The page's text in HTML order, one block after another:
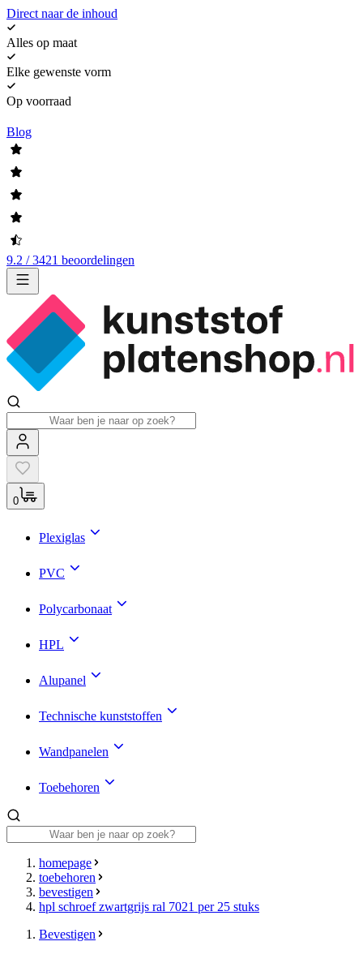
Direct naar de inhoud
Alles op maat
Elke gewenste vorm
Op voorraad
Blog
9.2 / 3421 beoordelingen
0
Plexiglas
PVC
Polycarbonaat
HPL
Alupanel
Technische kunststoffen
Wandpanelen
Toebehoren
homepage
toebehoren
bevestigen
hpl schroef zwartgrijs ral 7021 per 25 stuks
Bevestigen